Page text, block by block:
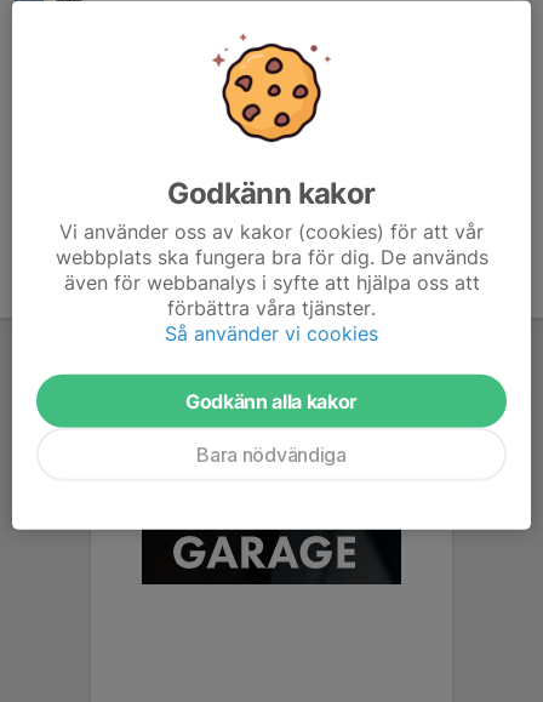
Godkänn kakor
Vi använder oss av kakor (cookies) för att vår
webbplats ska fungera bra för dig. De används
även för webbanalys i syfte att hjälpa oss att
förbättra våra tjänster.
Så använder vi cookies
Godkänn alla kakor
Bara nödvändiga